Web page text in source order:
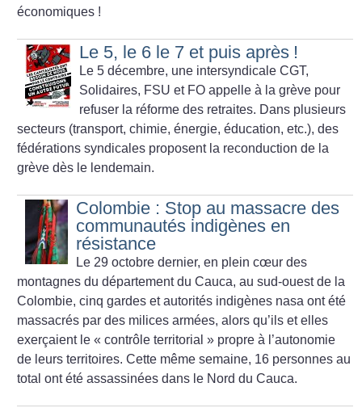
économiques !
Le 5, le 6 le 7 et puis après !
Le 5 décembre, une intersyndicale CGT,
Solidaires, FSU et FO appelle à la grève pour
refuser la réforme des retraites. Dans plusieurs
secteurs (transport, chimie, énergie, éducation, etc.), des
fédérations syndicales proposent la reconduction de la
grève dès le lendemain.
Colombie : Stop au massacre des
communautés indigènes en
résistance
Le 29 octobre dernier, en plein cœur des
montagnes du département du Cauca, au sud-ouest de la
Colombie, cinq gardes et autorités indigènes nasa ont été
massacrés par des milices armées, alors qu’ils et elles
exerçaient le « contrôle territorial » propre à l’autonomie
de leurs territoires. Cette même semaine, 16 personnes au
total ont été assassinées dans le Nord du Cauca.